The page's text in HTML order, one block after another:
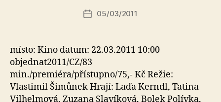
Autor
příspěvku
a
s
Datum
05/03/2011
místo: Kino datum: 22.03.2011 10:00
objednat2011/CZ/83
min./premiéra/přístupno/75,- Kč Režie:
Vlastimil Šimůnek Hrají: Laďa Kerndl, Tatina
Vilhelmová, Zuzana Slavíková, Bolek Polívka,